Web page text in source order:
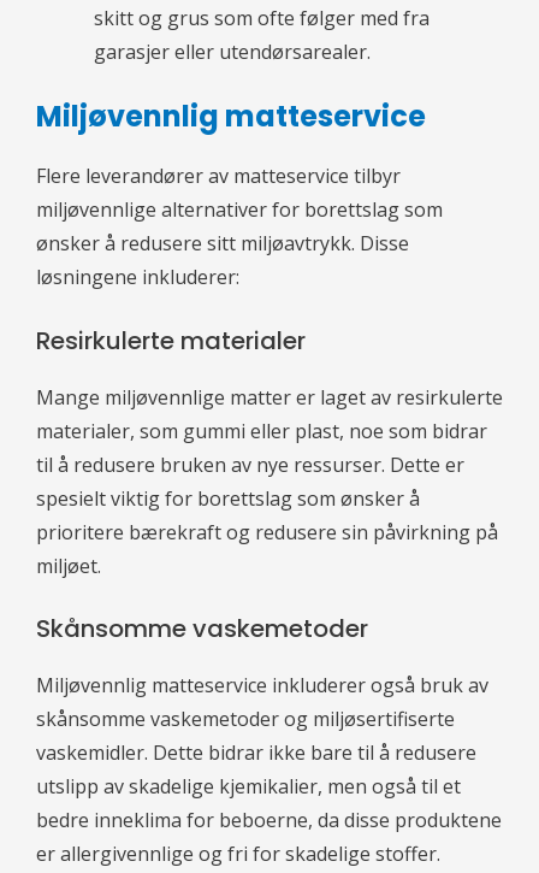
skitt og grus som ofte følger med fra
garasjer eller utendørsarealer.
Miljøvennlig matteservice
Flere leverandører av matteservice tilbyr
miljøvennlige alternativer for borettslag som
ønsker å redusere sitt miljøavtrykk. Disse
løsningene inkluderer:
Resirkulerte materialer
Mange miljøvennlige matter er laget av resirkulerte
materialer, som gummi eller plast, noe som bidrar
til å redusere bruken av nye ressurser. Dette er
spesielt viktig for borettslag som ønsker å
prioritere bærekraft og redusere sin påvirkning på
miljøet.
Skånsomme vaskemetoder
Miljøvennlig matteservice inkluderer også bruk av
skånsomme vaskemetoder og miljøsertifiserte
vaskemidler. Dette bidrar ikke bare til å redusere
utslipp av skadelige kjemikalier, men også til et
bedre inneklima for beboerne, da disse produktene
er allergivennlige og fri for skadelige stoffer.